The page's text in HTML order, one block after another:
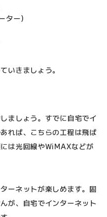
ー）
いきましょう。
ましょう。すでに自宅でイ
れば、こちらの工程は飛ば
は光回線やWiMAXなどが
ーネットが楽しめます。固
が、自宅でインターネット